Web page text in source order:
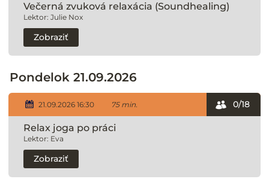
Večerná zvuková relaxácia (Soundhealing)
Lektor: Julie Nox
Zobraziť
Pondelok 21.09.2026
21.09.2026 16:30 75 min.
Relax joga po práci
Lektor: Eva
0/18
Zobraziť